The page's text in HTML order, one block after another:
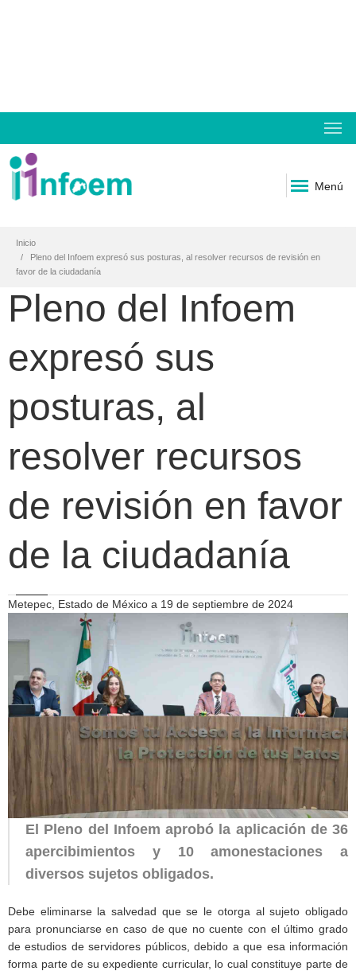
Menú
Inicio
Pleno del Infoem expresó sus posturas, al resolver recursos de revisión en
favor de la ciudadanía
Pleno del Infoem
expresó sus
posturas, al
resolver recursos
de revisión en favor
de la ciudadanía
Metepec, Estado de México a 19 de septiembre de 2024
El Pleno del Infoem aprobó la aplicación de 36
apercibimientos y 10 amonestaciones a
diversos sujetos obligados.
Debe eliminarse la salvedad que se le otorga al sujeto obligado
para pronunciarse en caso de que no cuente con el último grado
de estudios de servidores públicos, debido a que esa información
forma parte de su expediente curricular, lo cual constituye parte de